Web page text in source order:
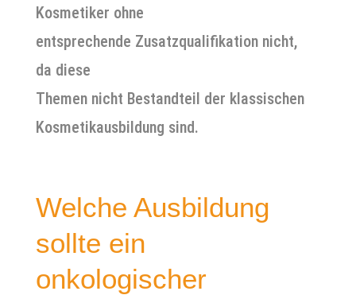
Kosmetiker ohne
entsprechende Zusatzqualifikation nicht,
da diese
Themen nicht Bestandteil der klassischen
Kosmetikausbildung sind.
Welche Ausbildung
sollte ein
onkologischer